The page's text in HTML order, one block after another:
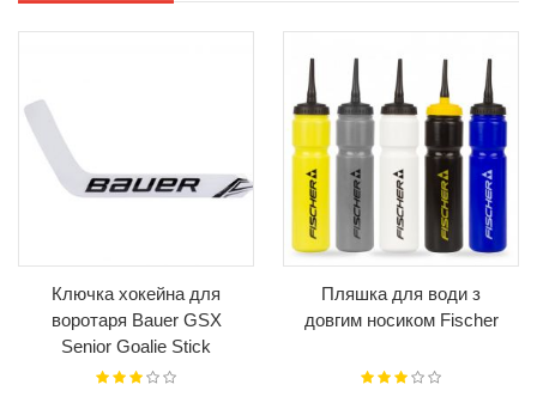
Ключка хокейна для
воротаря Bauer GSX
Senior Goalie Stick
Пляшка для води з
довгим носиком Fischer